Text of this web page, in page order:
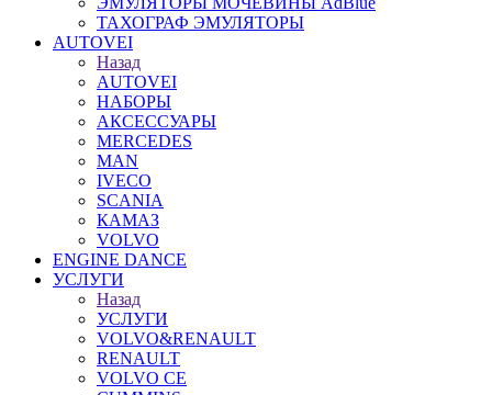
ТАХОГРАФ ЭМУЛЯТОРЫ
AUTOVEI
Назад
AUTOVEI
НАБОРЫ
АКСЕССУАРЫ
MERCEDES
MAN
IVECO
SCANIA
КАМАЗ
VOLVO
ENGINE DANCE
УСЛУГИ
Назад
УСЛУГИ
VOLVO&RENAULT
RENAULT
VOLVO CE